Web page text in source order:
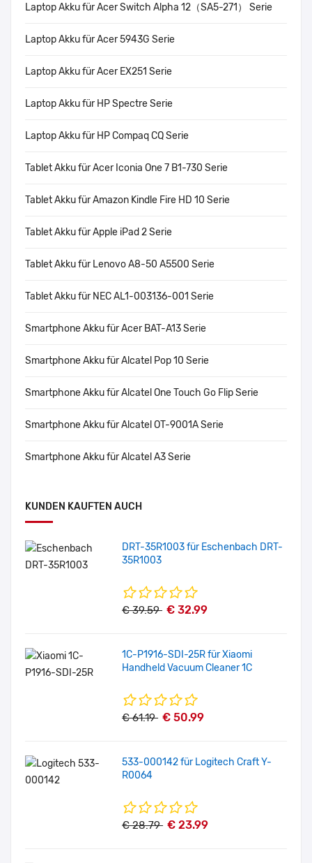
Laptop Akku für Acer Switch Alpha 12（SA5-271） Serie
Laptop Akku für Acer 5943G Serie
Laptop Akku für Acer EX251 Serie
Laptop Akku für HP Spectre Serie
Laptop Akku für HP Compaq CQ Serie
Tablet Akku für Acer Iconia One 7 B1-730 Serie
Tablet Akku für Amazon Kindle Fire HD 10 Serie
Tablet Akku für Apple iPad 2 Serie
Tablet Akku für Lenovo A8-50 A5500 Serie
Tablet Akku für NEC AL1-003136-001 Serie
Smartphone Akku für Acer BAT-A13 Serie
Smartphone Akku für Alcatel Pop 10 Serie
Smartphone Akku für Alcatel One Touch Go Flip Serie
Smartphone Akku für Alcatel OT-9001A Serie
Smartphone Akku für Alcatel A3 Serie
KUNDEN KAUFTEN AUCH
DRT-35R1003 für Eschenbach DRT-
35R1003
€ 39.59 € 32.99
1C-P1916-SDI-25R für Xiaomi
Handheld Vacuum Cleaner 1C
€ 61.19 € 50.99
533-000142 für Logitech Craft Y-
R0064
€ 28.79 € 23.99